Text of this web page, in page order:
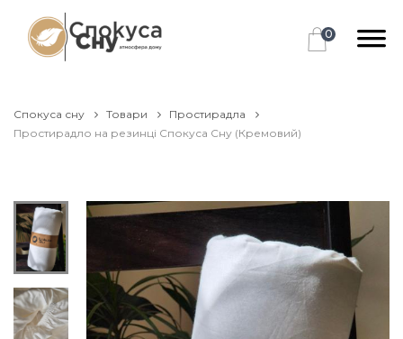
0
Спокуса сну Товари
Простирадла
Простирадло на резинці Спокуса Сну (Кремовий)